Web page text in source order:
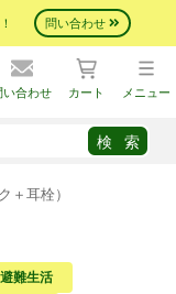
問い合わせ
い合わせ カート メニュー
＋耳栓）
避難生活